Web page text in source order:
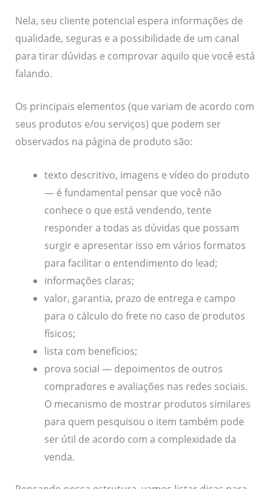
Nela, seu cliente potencial espera informações de
qualidade, seguras e a possibilidade de um canal
para tirar dúvidas e comprovar aquilo que você está
falando.
Os principais elementos (que variam de acordo com
seus produtos e/ou serviços) que podem ser
observados na página de produto são:
texto descritivo, imagens e vídeo do produto
— é fundamental pensar que você não
conhece o que está vendendo, tente
responder a todas as dúvidas que possam
surgir e apresentar isso em vários formatos
para facilitar o entendimento do lead;
informações claras;
valor, garantia, prazo de entrega e campo
para o cálculo do frete no caso de produtos
físicos;
lista com benefícios;
prova social — depoimentos de outros
compradores e avaliações nas redes sociais.
O mecanismo de mostrar produtos similares
para quem pesquisou o item também pode
ser útil de acordo com a complexidade da
venda.